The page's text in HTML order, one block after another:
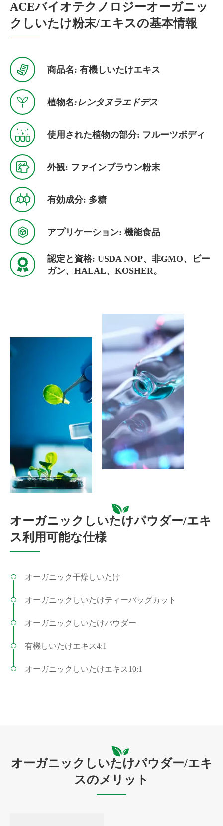
ACEバイオテクノロジーオーガニッ
クしいたけ粉末/エキスの基本情報
 商品名: 有機しいたけエキス
 植物名:レンタヌラエドデス
 使用された植物の部分: フルーツボディ
 外観: ファインブラウン粉末
 有効成分: 多糖
 アプリケーション: 機能食品

認定と資格: USDA NOP、非GMO、ビー
ガン、HALAL、KOSHER。
オーガニックしいたけパウダー/エキ
ス利用可能な仕様
オーガニック干燥しいたけ
オーガニックしいたけティーバッグカット
オーガニックしいたけパウダー
有機しいたけエキス4:1
オーガニックしいたけエキス10:1
オーガニックしいたけパウダー/エキ
スのメリット